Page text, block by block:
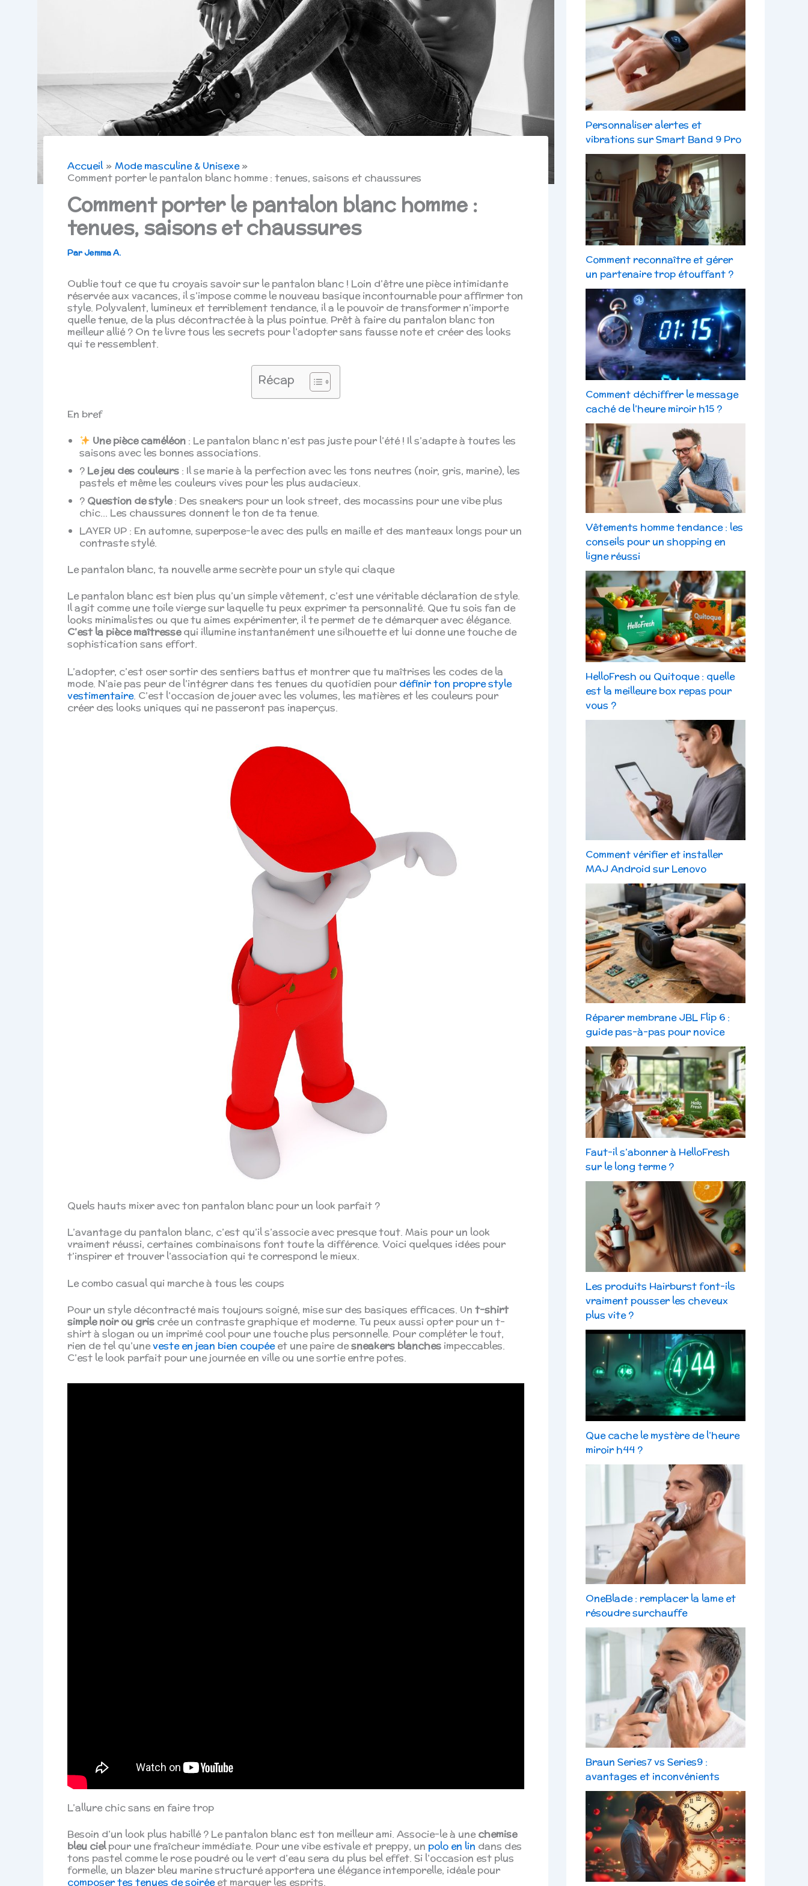
Accueil
Mode masculine & Unisexe
Comment porter le pantalon blanc homme : tenues, saisons et chaussures
Comment porter le pantalon blanc homme :
tenues, saisons et chaussures
ParJemma A.
Oublie tout ce que tu croyais savoir sur le pantalon blanc ! Loin d’être une pièce intimidante
réservée aux vacances, il s’impose comme le nouveau basique incontournable pour affirmer ton
style. Polyvalent, lumineux et terriblement tendance, il a le pouvoir de transformer n’importe
quelle tenue, de la plus décontractée à la plus pointue. Prêt à faire du pantalon blanc ton
meilleur allié ? On te livre tous les secrets pour l’adopter sans fausse note et créer des looks
qui te ressemblent.
Récap
En bref
Une pièce caméléon : Le pantalon blanc n’est pas juste pour l’été ! Il s’adapte à toutes les
saisons avec les bonnes associations.
? Le jeu des couleurs : Il se marie à la perfection avec les tons neutres (noir, gris, marine), les
pastels et même les couleurs vives pour les plus audacieux.
? Question de style: Des sneakers pour un look street, des mocassins pour une vibe plus
chic… Les chaussures donnent le ton de ta tenue.
LAYER UP : En automne, superpose-le avec des pulls en maille et des manteaux longs pour un
contraste stylé.
Le pantalon blanc, ta nouvelle arme secrète pour un style qui claque
Le pantalon blanc est bien plus qu’un simple vêtement, c’est une véritable déclaration de style.
Il agit comme une toile vierge sur laquelle tu peux exprimer ta personnalité. Que tu sois fan de
looks minimalistes ou que tu aimes expérimenter, il te permet de te démarquer avec élégance.
C’est la pièce maîtressequi illumine instantanément une silhouette et lui donne une touche de
sophistication sans effort.
L’adopter, c’est oser sortir des sentiers battus et montrer que tu maîtrises les codes de la
mode. N’aie pas peur de l’intégrer dans tes tenues du quotidien pour définir ton propre style
vestimentaire. C’est l’occasion de jouer avec les volumes, les matières et les couleurs pour
créer des looks uniques qui ne passeront pas inaperçus.
Quels hauts mixer avec ton pantalon blanc pour un look parfait ?
L’avantage du pantalon blanc, c’est qu’il s’associe avec presque tout. Mais pour un look
vraiment réussi, certaines combinaisons font toute la différence. Voici quelques idées pour
t’inspirer et trouver l’association qui te correspond le mieux.
Le combo casual qui marche à tous les coups
Pour un style décontracté mais toujours soigné, mise sur des basiques efficaces. Un t-shirt
simple noir ou gris crée un contraste graphique et moderne. Tu peux aussi opter pour un t-
shirt à slogan ou un imprimé cool pour une touche plus personnelle. Pour compléter le tout,
rien de tel qu’uneveste en jean bien coupéeet une paire desneakers blanches impeccables.
C’est le look parfait pour une journée en ville ou une sortie entre potes.
L’allure chic sans en faire trop
Besoin d’un look plus habillé ? Le pantalon blanc est ton meilleur ami. Associe-le à unechemise
bleu cielpour une fraîcheur immédiate. Pour une vibe estivale et preppy, un polo en lin dans des
tons pastel comme le rose poudré ou le vert d’eau sera du plus bel effet. Si l’occasion est plus
formelle, un blazer bleu marine structuré apportera une élégance intemporelle, idéale pour
composer tes tenues de soiréeet marquer les esprits.
Personnaliser alertes et
vibrations sur Smart Band 9 Pro
Comment reconnaître et gérer
un partenaire trop étouffant ?
Comment déchiffrer le message
caché de l’heure miroir h15 ?
Vêtements homme tendance : les
conseils pour un shopping en
ligne réussi
HelloFresh ou Quitoque : quelle
est la meilleure box repas pour
vous ?
Comment vérifier et installer
MAJ Android sur Lenovo
Réparer membrane JBL Flip 6 :
guide pas-à-pas pour novice
Faut-il s’abonner à HelloFresh
sur le long terme ?
Les produits Hairburst font-ils
vraiment pousser les cheveux
plus vite ?
Que cache le mystère de l’heure
miroir h44 ?
OneBlade : remplacer la lame et
résoudre surchauffe
Braun Series7 vs Series9 :
avantages et inconvénients